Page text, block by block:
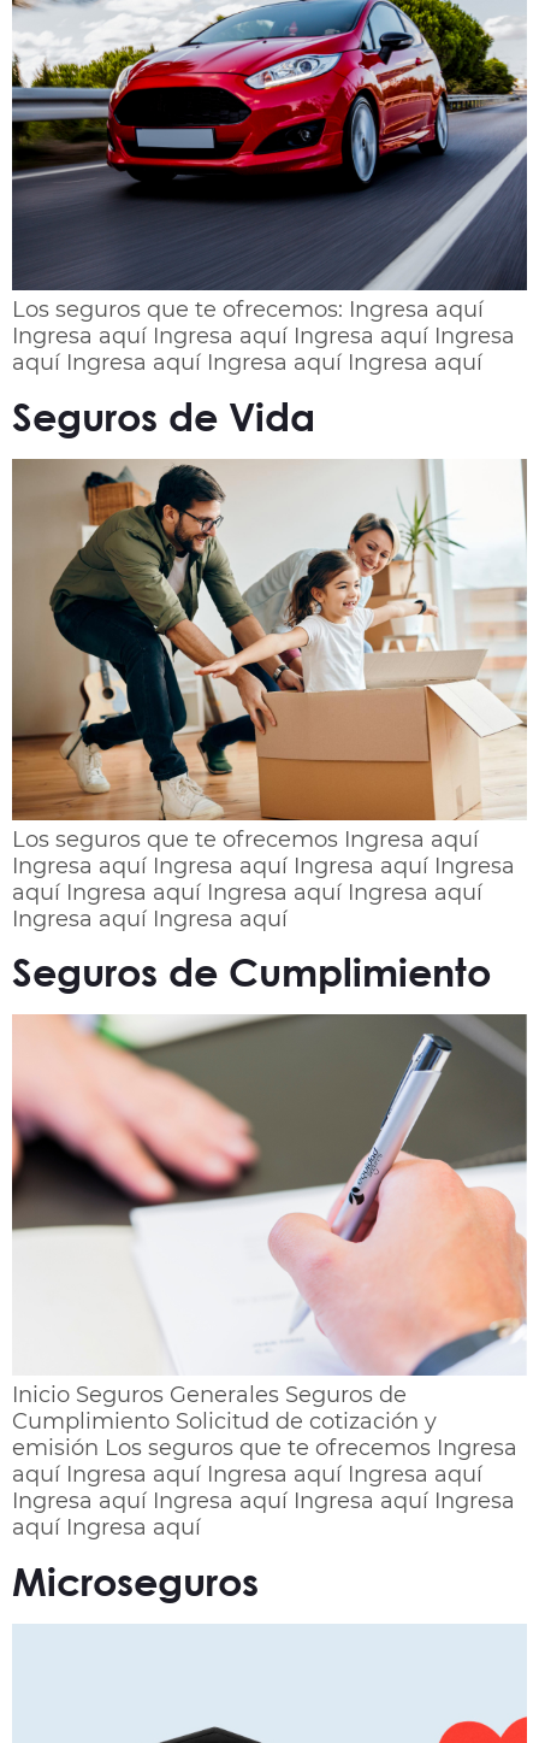
Los seguros que te ofrecemos: Ingresa aquí
Ingresa aquí Ingresa aquí Ingresa aquí Ingresa
aquí Ingresa aquí Ingresa aquí Ingresa aquí
Seguros de Vida
Los seguros que te ofrecemos Ingresa aquí
Ingresa aquí Ingresa aquí Ingresa aquí Ingresa
aquí Ingresa aquí Ingresa aquí Ingresa aquí
Ingresa aquí Ingresa aquí
Seguros de Cumplimiento
Inicio Seguros Generales Seguros de
Cumplimiento Solicitud de cotización y
emisión Los seguros que te ofrecemos Ingresa
aquí Ingresa aquí Ingresa aquí Ingresa aquí
Ingresa aquí Ingresa aquí Ingresa aquí Ingresa
aquí Ingresa aquí
Microseguros